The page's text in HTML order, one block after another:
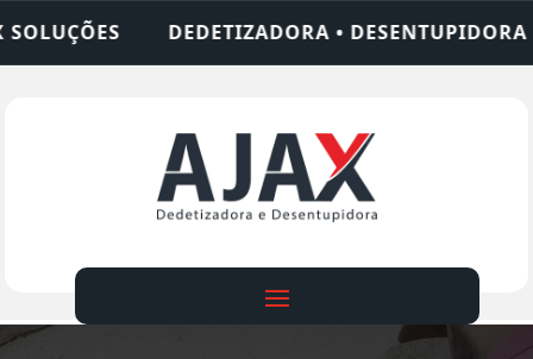
• DESENTUPIDORA • LIMPEZA DE FOSSA